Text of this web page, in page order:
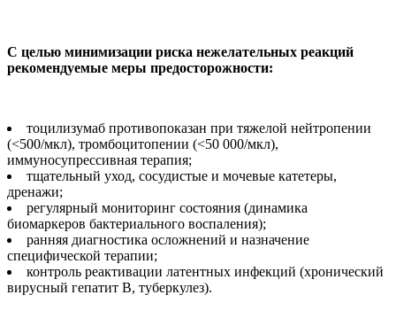
С целью минимизации риска нежелательных реакций
рекомендуемые меры предосторожности:
тоцилизумаб противопоказан при тяжелой нейтропении
(<500/мкл), тромбоцитопении (<50 000/мкл),
иммуносупрессивная терапия;
тщательный уход, сосудистые и мочевые катетеры,
дренажи;
регулярный мониторинг состояния (динамика
биомаркеров бактериального воспаления);
ранняя диагностика осложнений и назначение
специфической терапии;
контроль реактивации латентных инфекций (хронический
вирусный гепатит В, туберкулез).